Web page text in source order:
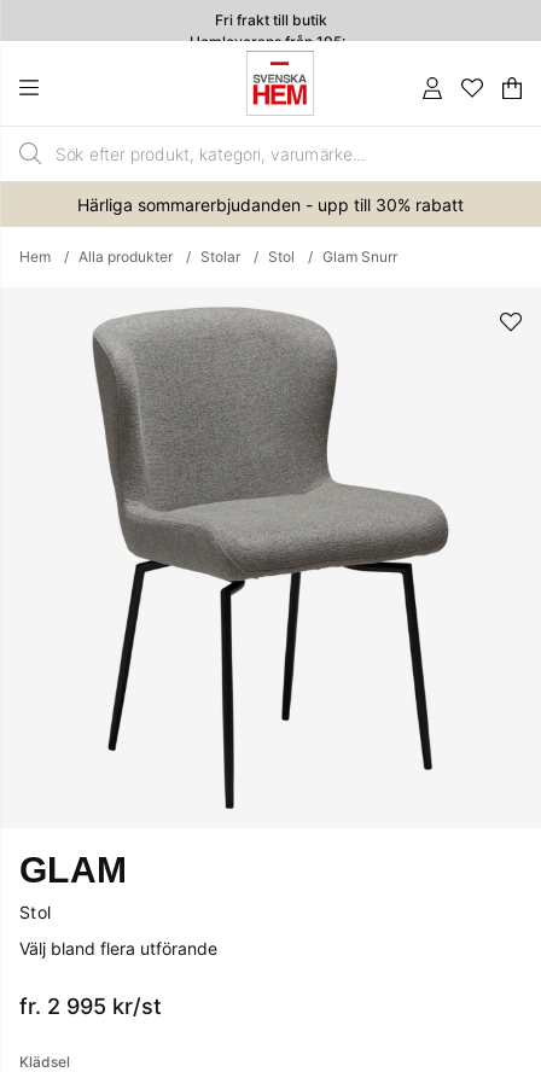
Fri frakt till butik
Hemleverans från 195:-
.
Härliga sommarerbjudanden - upp till 30% rabatt
Hem Alla produkter Stolar Stol Glam Snurr
GLAM
Stol
Välj bland flera utförande
fr. 2 995 kr/st
Klädsel